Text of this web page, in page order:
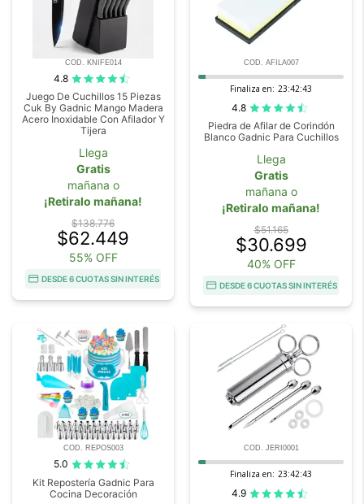
COD. KNIFE014
4.8
Juego De Cuchillos 15 Piezas
Cuk By Gadnic Mango Madera
Acero Inoxidable Con Afilador Y
Tijera
Llega
Gratis
mañana o
¡Retiralo mañana!
$138.776
$62.449
55% OFF
DESDE 6 CUOTAS SIN INTERÉS
COD. AFILA007
Finaliza en: 23:42:42
4.8
Piedra de Afilar de Corindón
Blanco Gadnic Para Cuchillos
Llega
Gratis
mañana o
¡Retiralo mañana!
$51.165
$30.699
40% OFF
DESDE 6 CUOTAS SIN INTERÉS
COD. REPOS003
5.0
Kit Repostería Gadnic Para
Cocina Decoración
COD. JERI0001
Finaliza en: 23:42:42
4.9